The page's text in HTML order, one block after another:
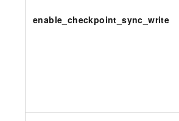
enable_checkpoint_sync_write